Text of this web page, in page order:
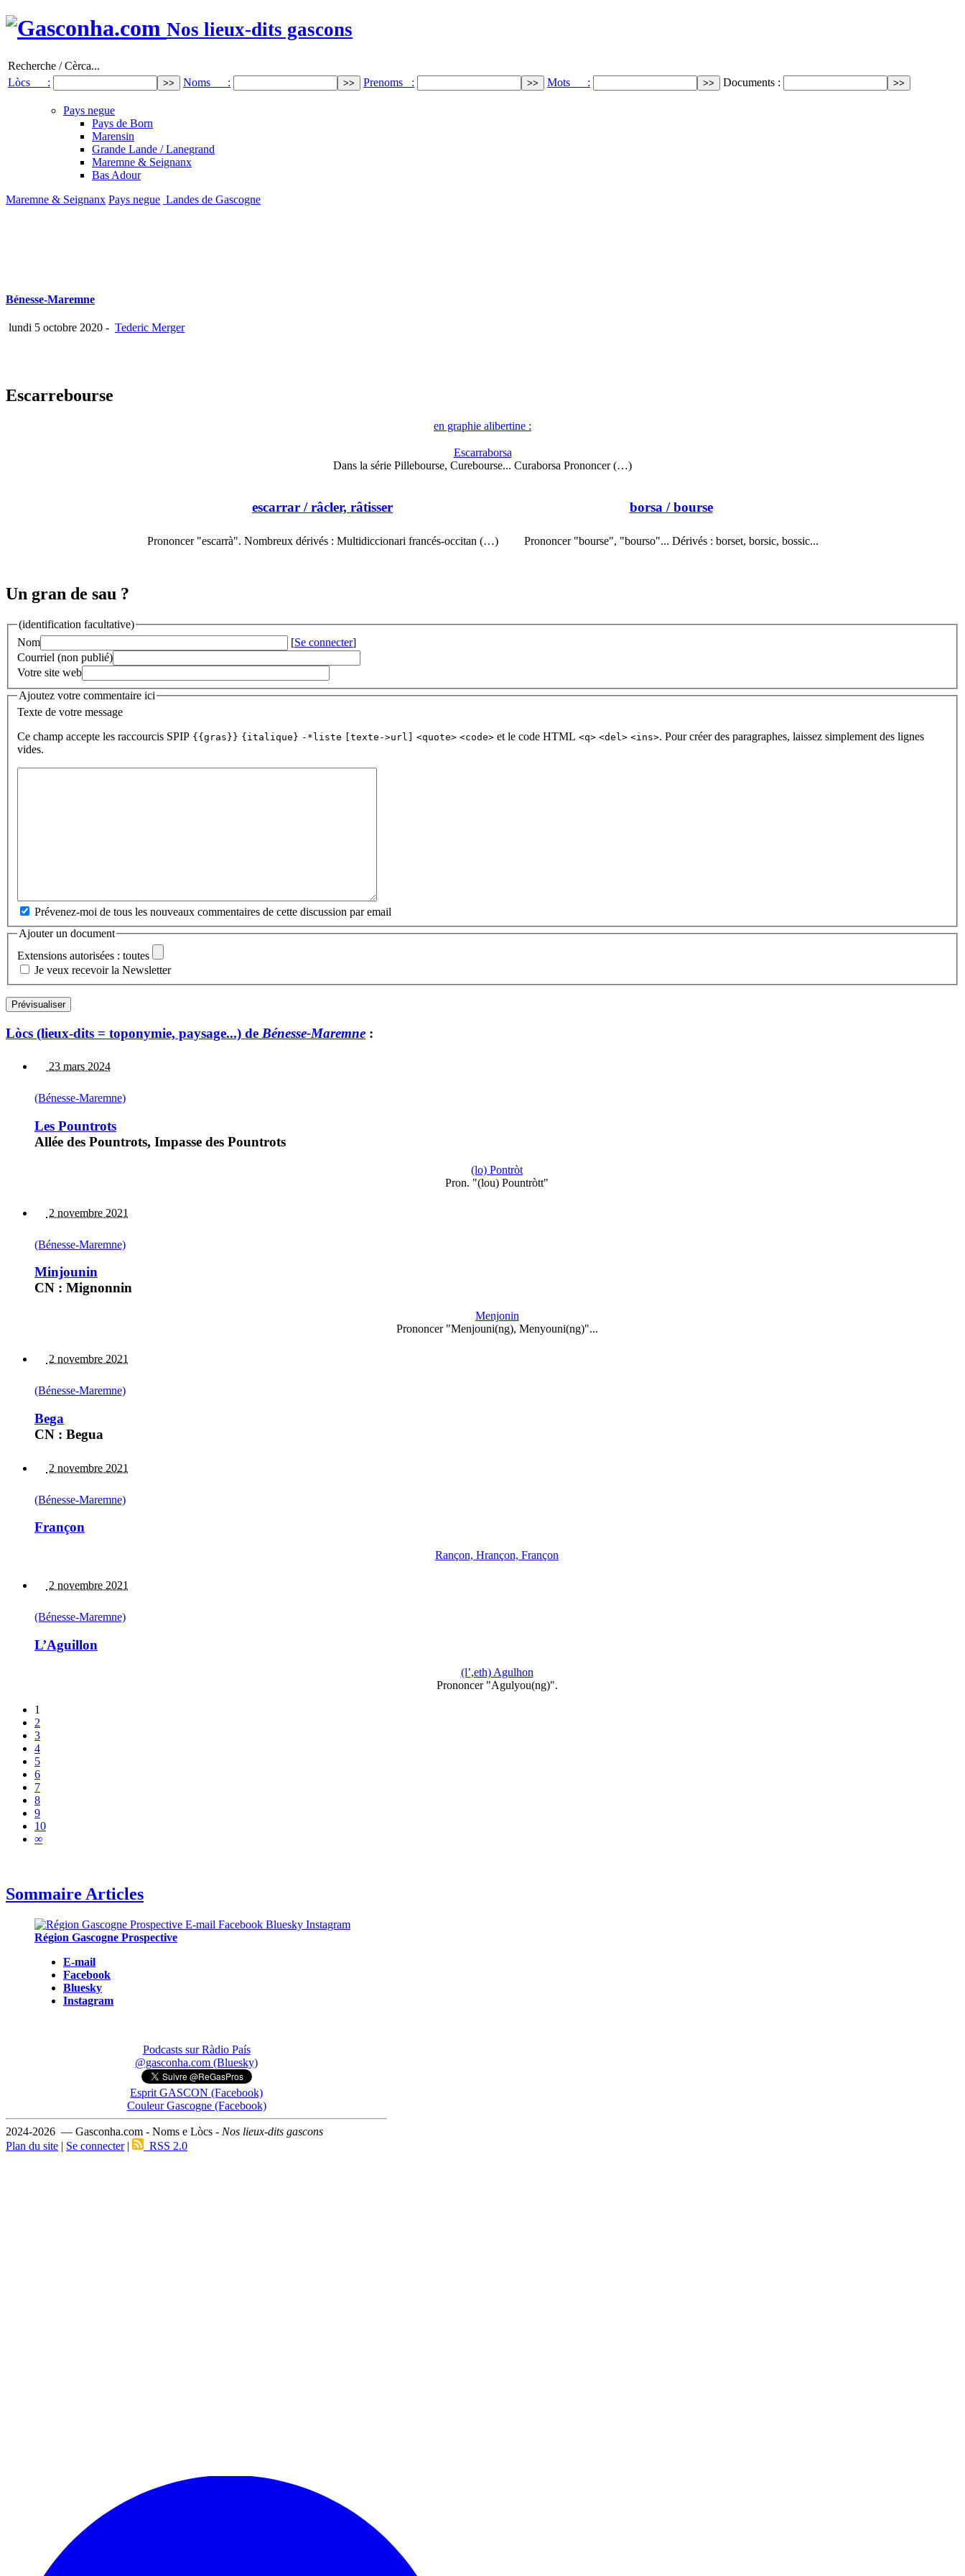
Nos lieux-dits gascons
Recherche / Cèrca...
Lòcs :
Noms : Prenoms : Mots : Documents :
Pays negue
Pays de Born
Marensin
Grande Lande / Lanegrand
Maremne & Seignanx
Bas Adour
Maremne & Seignanx Pays negue Landes de Gascogne
Bénesse-Maremne
lundi 5 octobre 2020 - Tederic Merger
Escarrebourse
en graphie alibertine :
Escarraborsa
Dans la série Pillebourse, Curebourse... Curaborsa Prononcer (…)
escarrar / râcler, râtisser
Prononcer "escarrà". Nombreux dérivés : Multidiccionari francés-occitan (…)
borsa / bourse
Prononcer "bourse", "bourso"... Dérivés : borset, borsic, bossic...
Un gran de sau ?
(identification facultative)
Nom
[Se connecter]
Courriel (non publié)
Votre site web
Ajoutez votre commentaire ici
Texte de votre message
Ce champ accepte les raccourcis SPIP {{gras}} {italique} -*liste [texte->url] <quote> <code> et le code HTML <q> <del> <ins>. Pour créer des paragraphes, laissez simplement des lignes
vides.
Prévenez-moi de tous les nouveaux commentaires de cette discussion par email
Ajouter un document
Extensions autorisées : toutes
Je veux recevoir la Newsletter
Lòcs (lieux-dits = toponymie, paysage...) de Bénesse-Maremne :
23 mars 2024
(Bénesse-Maremne)
Les Pountrots
Allée des Pountrots, Impasse des Pountrots
(lo) Pontròt
Pron. "(lou) Pountròtt"
2 novembre 2021
(Bénesse-Maremne)
Minjounin
CN : Mignonnin
Menjonin
Prononcer "Menjouni(ng), Menyouni(ng)"...
2 novembre 2021
(Bénesse-Maremne)
Bega
CN : Begua
2 novembre 2021
(Bénesse-Maremne)
Françon
Rançon, Hrançon, Françon
2 novembre 2021
(Bénesse-Maremne)
L’Aguillon
(l’,eth) Agulhon
Prononcer "Agulyou(ng)".
1
2
3
4
5
6
7
8
9
10
∞
Sommaire Articles
Région Gascogne Prospective
E-mail
Facebook
Bluesky
Instagram
Podcasts sur Ràdio País
@gasconha.com (Bluesky)
Esprit GASCON (Facebook)
Couleur Gascogne (Facebook)
2024-2026 — Gasconha.com - Noms e Lòcs - Nos lieux-dits gascons
Plan du site | Se connecter| RSS 2.0